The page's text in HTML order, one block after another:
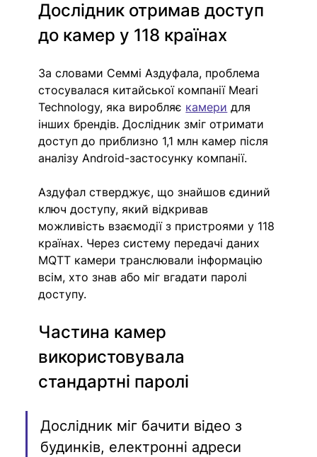
Дослідник отримав доступ
до камер у 118 країнах
За словами Семмі Аздуфала, проблема
стосувалася китайської компанії Meari
Technology, яка виробляє камери для
інших брендів. Дослідник зміг отримати
доступ до приблизно 1,1 млн камер після
аналізу Android-застосунку компанії.
Аздуфал стверджує, що знайшов єдиний
ключ доступу, який відкривав
можливість взаємодії з пристроями у 118
країнах. Через систему передачі даних
MQTT камери транслювали інформацію
всім, хто знав або міг вгадати паролі
доступу.
Частина камер
використовувала
стандартні паролі
Дослідник міг бачити відео з
будинків, електронні адреси